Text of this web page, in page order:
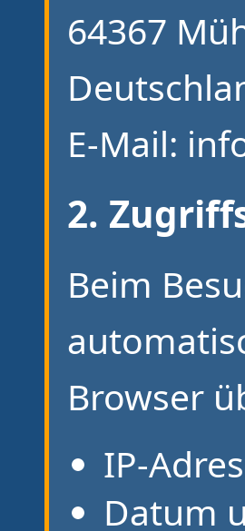
64367
E-Mail:
2.
Beim
Browser
IP-
Datum